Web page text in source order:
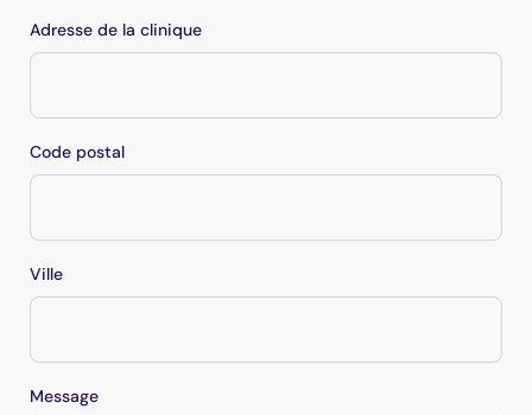
Adresse de la clinique
Code postal
Ville
Message